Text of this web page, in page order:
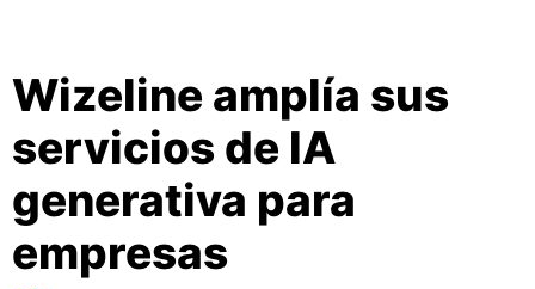
Wizeline amplía sus
servicios de IA
generativa para
empresas